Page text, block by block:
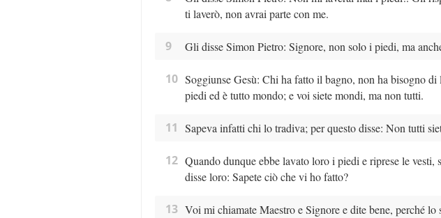
ti laverò, non avrai parte con me.
9 Gli disse Simon Pietro: Signore, non solo i piedi, ma
10 Soggiunse Gesù: Chi ha fatto il bagno, non ha bisogno di
piedi ed è tutto mondo; e voi siete mondi, ma non tutti.
11 Sapeva infatti chi lo tradiva; per questo disse: Non tutti
12 Quando dunque ebbe lavato loro i piedi e riprese le vesti,
disse loro: Sapete ciò che vi ho fatto?
13 Voi mi chiamate Maestro e Signore e dite bene, perché lo